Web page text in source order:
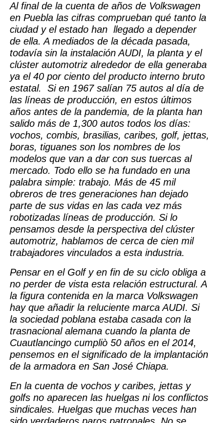
Al final de la cuenta de años de Volkswagen
en Puebla las cifras comprueban qué tanto la
ciudad y el estado han llegado a depender
de ella. A mediados de la década pasada,
todavía sin la instalación AUDI, la planta y el
clúster automotriz alrededor de ella generaba
ya el 40 por ciento del producto interno bruto
estatal. Si en 1967 salían 75 autos al día de
las líneas de producción, en estos últimos
años antes de la pandemia, de la planta han
salido más de 1,300 autos todos los días:
vochos, combis, brasilias, caribes, golf, jettas,
boras, tiguanes son los nombres de los
modelos que van a dar con sus tuercas al
mercado. Todo ello se ha fundado en una
palabra simple: trabajo. Más de 45 mil
obreros de tres generaciones han dejado
parte de sus vidas en las cada vez más
robotizadas líneas de producción. Si lo
pensamos desde la perspectiva del clúster
automotriz, hablamos de cerca de cien mil
trabajadores vinculados a esta industria.
Pensar en el Golf y en fin de su ciclo obliga a
no perder de vista esta relación estructural. A
la figura contenida en la marca Volkswagen
hay que añadir la reluciente marca AUDI. Si
la sociedad poblana estaba casada con la
trasnacional alemana cuando la planta de
Cuautlancingo cumpliò 50 años en el 2014,
pensemos en el significado de la implantación
de la armadora en San José Chiapa.
En la cuenta de vochos y caribes, jettas y
golfs no aparecen las huelgas ni los conflictos
sindicales. Huelgas que muchas veces han